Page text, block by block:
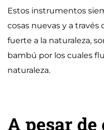
Estos instrumentos
cosas nuevas y a
fuerte a la naturaleza,
bambú por los cuales
naturaleza.
A pesar